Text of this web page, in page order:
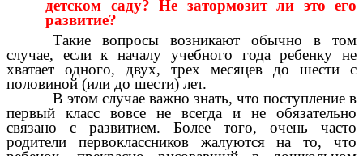
детском саду? Не затормозит ли это его
развитие?
Такие вопросы возникают обычно в том
случае, если к началу учебного года ребенку не
хватает одного, двух, трех месяцев до шести с
половиной (или до шести) лет.
В этом случае важно знать, что поступление в
первый класс вовсе не всегда и не обязательно
связано с развитием. Более того, очень часто
родители первоклассников жалуются на то, что